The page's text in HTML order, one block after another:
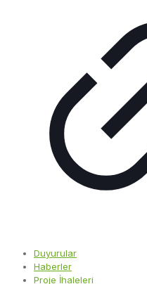
Duyurular
Haberler
Proje İhaleleri